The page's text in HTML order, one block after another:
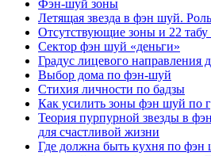
Фэн-шуй зоны
Летящая звезда в фэн шуй.
Отсутствующие зоны и 22
Сектор фэн шуй «деньги»
Градус лицевого направления
Выбор дома по фэн-шуй
Стихия личности по бадзы
Как усилить зоны фэн шуй по
Теория пурпурной звезды в
для счастливой жизни
Где должна быть кухня по фэн